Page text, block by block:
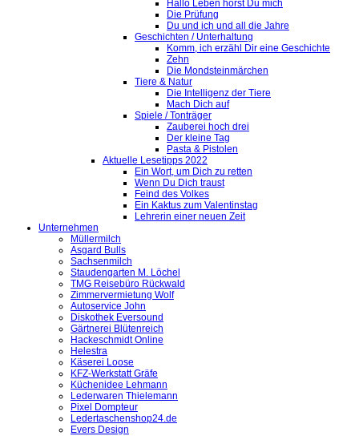
Hallo Leben hörst Du mich
Die Prüfung
Du und ich und all die Jahre
Geschichten / Unterhaltung
Komm, ich erzähl Dir eine Geschichte
Zehn
Die Mondsteinmärchen
Tiere & Natur
Die Intelligenz der Tiere
Mach Dich auf
Spiele / Tonträger
Zauberei hoch drei
Der kleine Tag
Pasta & Pistolen
Aktuelle Lesetipps 2022
Ein Wort, um Dich zu retten
Wenn Du Dich traust
Feind des Volkes
Ein Kaktus zum Valentinstag
Lehrerin einer neuen Zeit
Unternehmen
Müllermilch
Asgard Bulls
Sachsenmilch
Staudengarten M. Löchel
TMG Reisebüro Rückwald
Zimmervermietung Wolf
Autoservice John
Diskothek Eversound
Gärtnerei Blütenreich
Hackeschmidt Online
Helestra
Käserei Loose
KFZ-Werkstatt Gräfe
Küchenidee Lehmann
Lederwaren Thielemann
Pixel Dompteur
Ledertaschenshop24.de
Evers Design